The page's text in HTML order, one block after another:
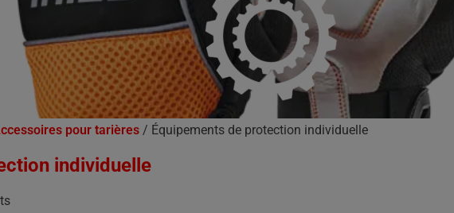
pour tarières / Équipements de protection individuelle
individuelle